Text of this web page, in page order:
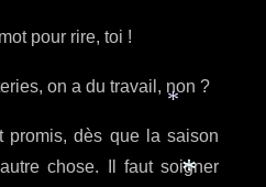
*
*
pour rire, toi !
on a du travail, non ?
promis, dès que la saison
chose. Il faut soigner